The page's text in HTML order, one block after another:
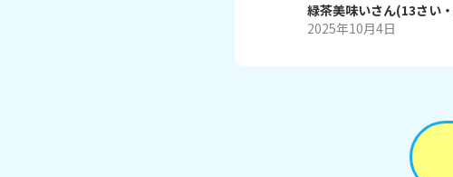
緑茶美味いさん(13さい・
2025年10月4日